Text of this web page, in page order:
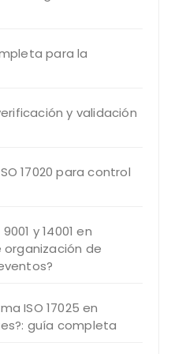
para la
y validación
17020 para control
y 14001 en
de
ISO 17025 en
guía completa